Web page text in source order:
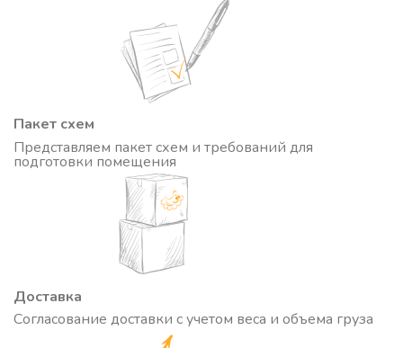
Пакет схем
Представляем пакет схем и требований для
подготовки помещения
Доставка
Согласование доставки с учетом веса и объема груза